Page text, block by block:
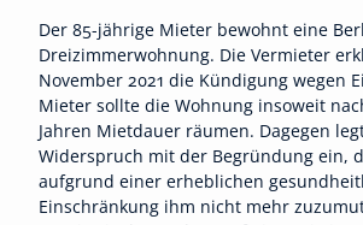
Der 85-jährige Mieter bewohnt eine
Dreizimmerwohnung. Die Vermieter
November 2021 die Kündigung wegen
Mieter sollte die Wohnung insoweit
Jahren Mietdauer räumen. Dagegen
Widerspruch mit der Begründung ein,
aufgrund einer erheblichen
Einschränkung ihm nicht mehr